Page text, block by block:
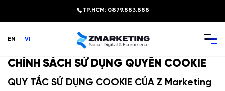
dung
TP.HCM: 0879.883.888
EN VI
CHÍNH SÁCH SỬ DỤNG QUYỀN COOKIE
QUY TẮC SỬ DỤNG COOKIE CỦA Z Marketing